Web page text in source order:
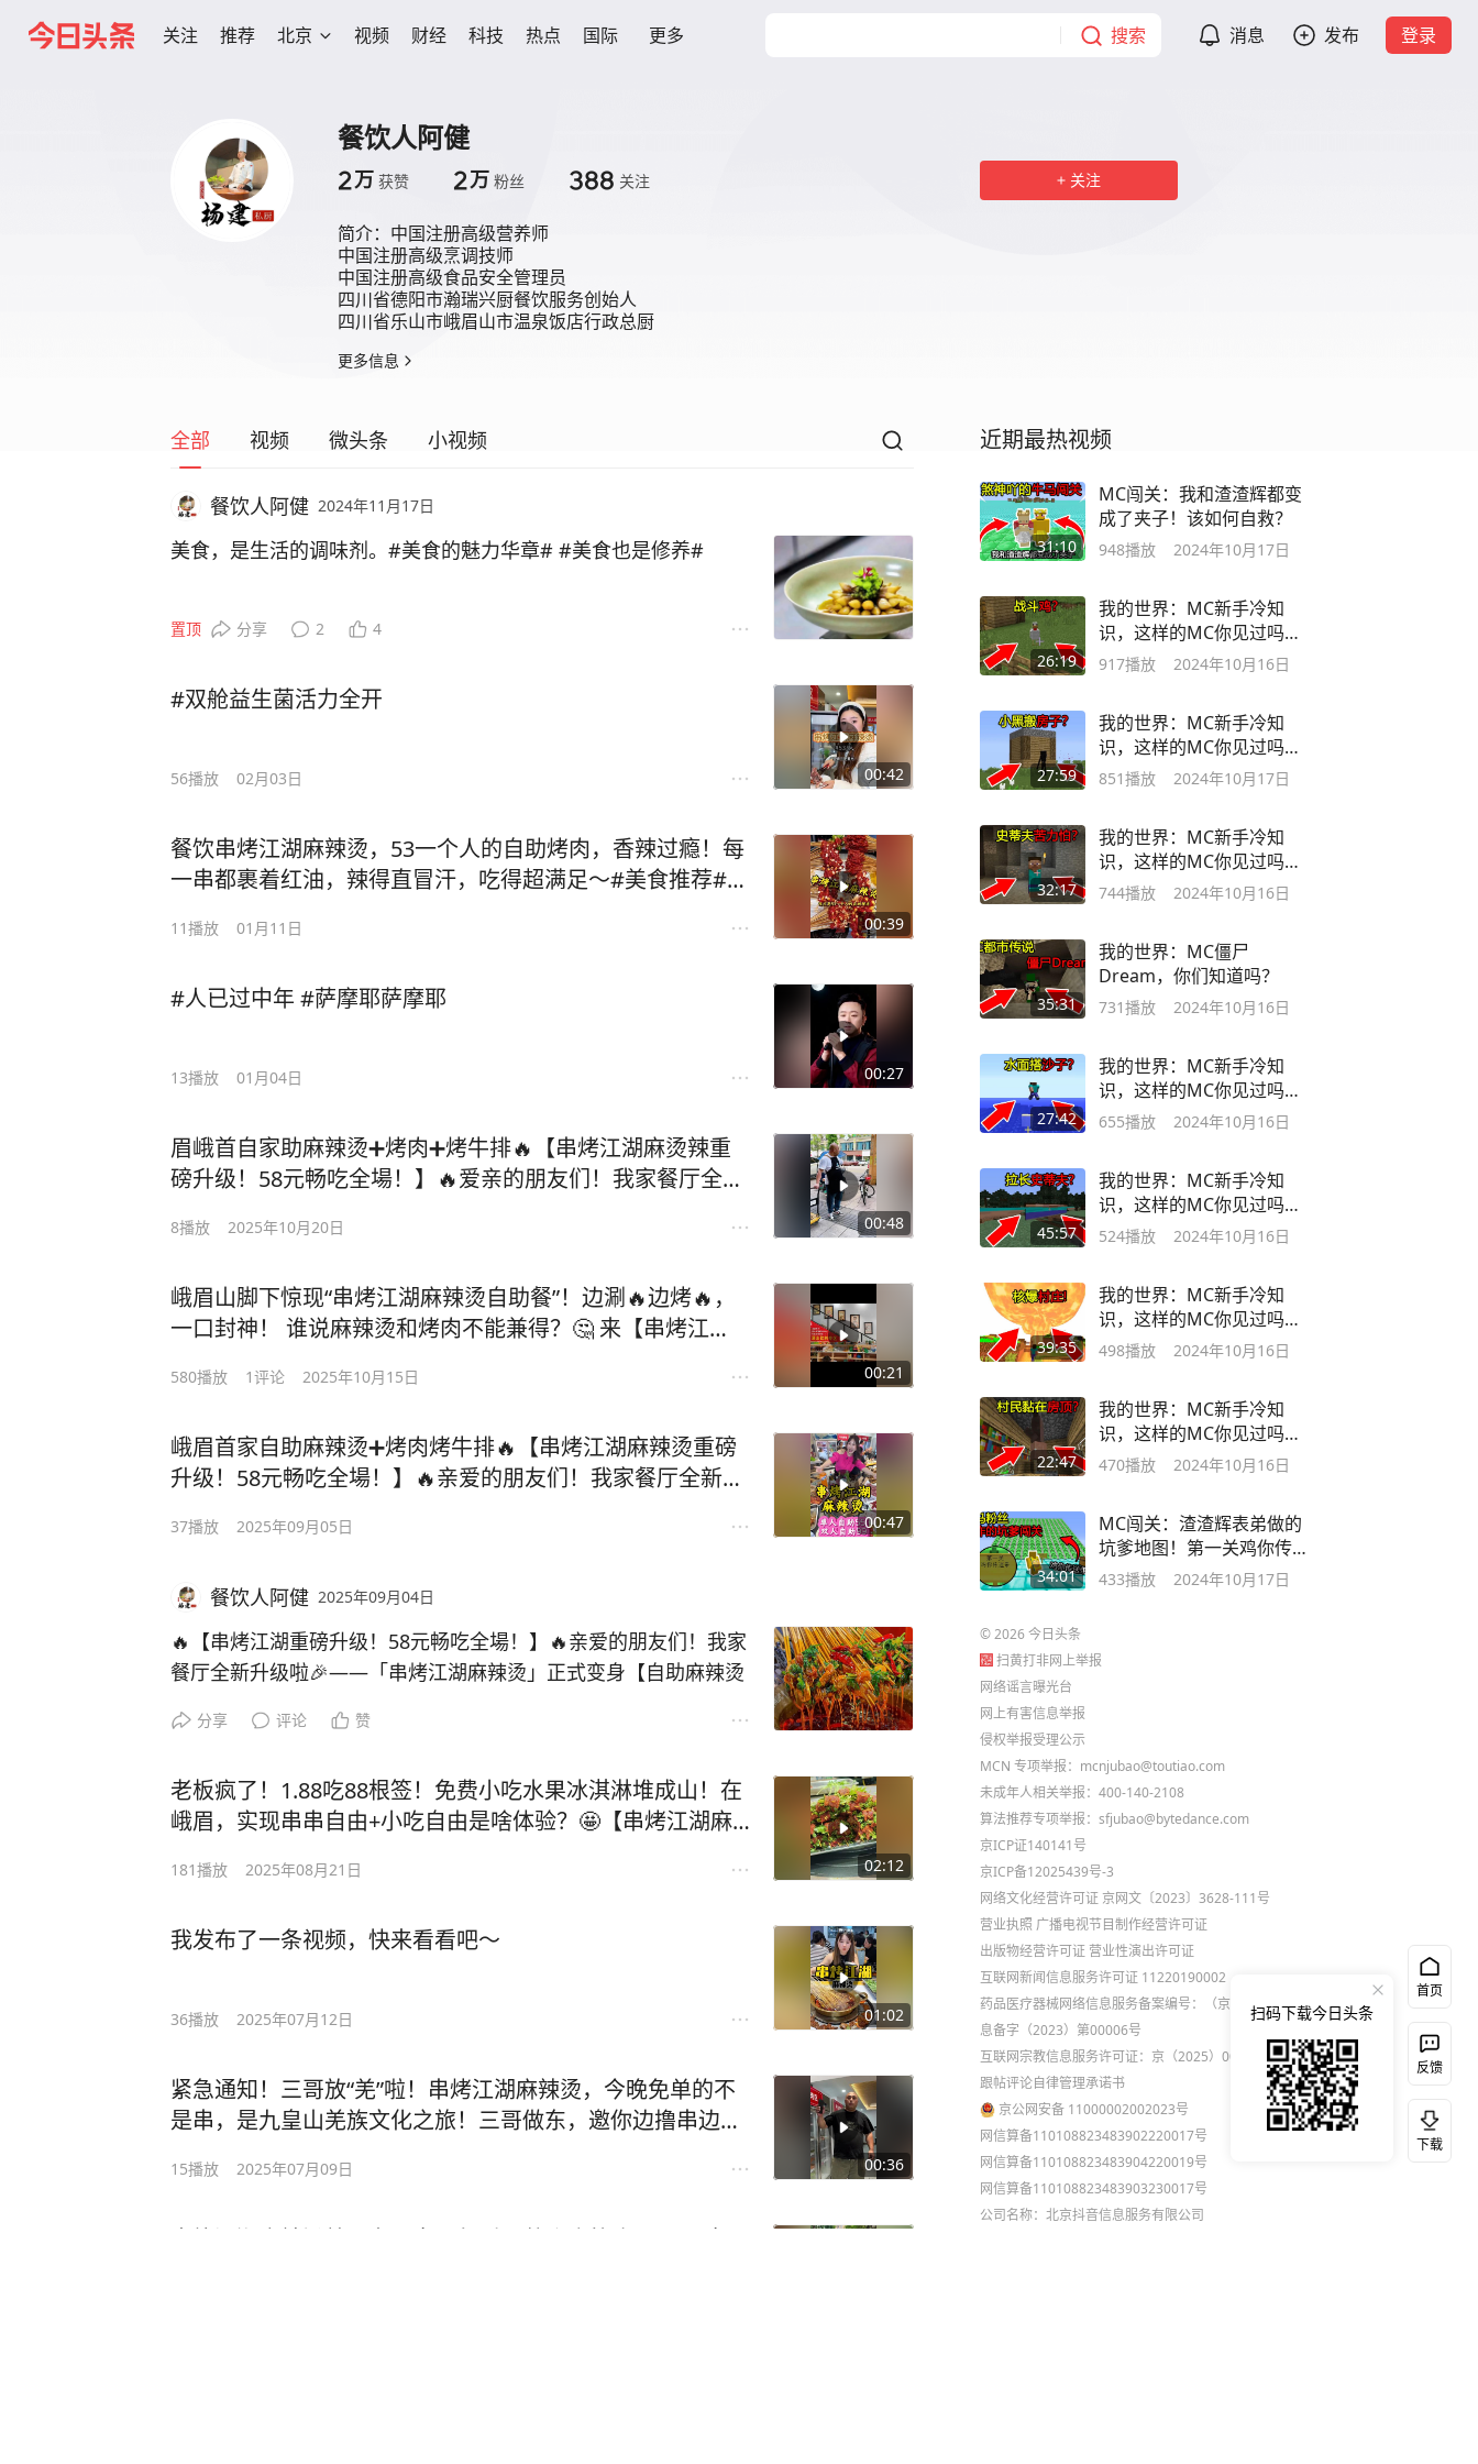
关注 推荐 北京 视频 财经 科技 热点 国际 更多 搜索 消息 发布 登录
餐饮人阿健
2万 获赞 2万 粉丝 388 关注
简介： 中国注册高级营养师
中国注册高级烹调技师
中国注册高级食品安全管理员
四川省德阳市瀚瑞兴厨餐饮服务创始人
四川省乐山市峨眉山市温泉饭店行政总厨
更多信息
关注
全部 视频 微头条 小视频
餐饮人阿健 2024年11月17日
美食，是生活的调味剂。#美食的魅力华章# #美食也是修养#
置顶 分享 2 4
00:42
#双舱益生菌活力全开
56播放 02月03日
00:39
餐饮串烤江湖麻辣烫，53一个人的自助烤肉，香辣过瘾！每
一串都裹着红油，辣得直冒汗，吃得超满足～#美食推荐#吃
11播放 01月11日
00:27
#人已过中年 #萨摩耶萨摩耶
13播放 01月04日
00:48
眉峨首自家助麻辣烫➕烤肉➕烤牛排🔥【串烤江湖麻烫辣重
磅升级！58元畅吃全場！】🔥爱亲的朋友们！我家餐厅全新
欢狂圣地！🍢100+菜品无限拿！ 从新肉鲜串到时蔬海鲜，
味！地址：峨眉河对畔面，滨湖西路172在号水一方楼下！
系联电话：13320883111#休闲服男款
8播放 2025年10月20日
00:21
峨眉山脚下惊现“串烤江湖麻辣烫自助餐”！边涮🔥边烤🔥，
一口封神！ 谁说麻辣烫和烤肉不能兼得？🤔 来【串烤江
了！🤤 清晨菜市场/山野撒欢的三哥🏃‍♂️，带回的鲜货现切现
料管够！ 这波福利，错过拍大腿！ 地址：峨眉河畔对面，
在水一方楼下（串烤江湖麻辣烫） 电话：13320883111
580播放 1评论 2025年10月15日
00:47
峨眉首家自助麻辣烫➕烤肉烤牛排🔥【串烤江湖麻辣烫重磅
升级！58元畅吃全場！】🔥亲爱的朋友们！我家餐厅全新升
肉】狂欢圣地！🍢 100+菜品无限拿！ 从新鲜肉串到时蔬海
制卤味！地址：峨眉河畔对面，滨湖西路172号在水一方楼
下！联系电话：13320883111
37播放 2025年09月05日
餐饮人阿健 2025年09月04日
🔥【串烤江湖重磅升级！58元畅吃全場！】🔥亲爱的朋友们！我家
餐厅全新升级啦🎉——「串烤江湖麻辣烫」正式变身【自助麻辣烫
从地道川味麻辣烫到喷香烤肉，还有各地人气小吃+秘制卤味！地
分享 评论 赞
02:12
老板疯了！1.88吃88根签！免费小吃水果冰淇淋堆成山！在
峨眉，实现串串自由+小吃自由是啥体验？🤩【串烤江湖麻
小吃！免费水果！免费冰淇淋！ (无限续！送完为止！) 锅底
乐，双倍满足！😋清晨采鲜的三哥，保证你吃的每一口都够
181播放 2025年08月21日
01:02
我发布了一条视频，快来看看吧～
36播放 2025年07月12日
00:36
紧急通知！三哥放“羌”啦！串烤江湖麻辣烫，今晚免单的不
是串，是九皇山羌族文化之旅！三哥做东，邀你边撸串边沉
限，手慢无！速戳左下角团购套餐#绿之源 #闻鸡起舞挑战
15播放 2025年07月09日
近期最热视频
31:10
MC闯关：我和渣渣辉都变
成了夹子！该如何自救？
948播放 2024年10月17日
26:19
我的世界：MC新手冷知
识，这样的MC你见过吗？
战斗鸡？
917播放 2024年10月16日
27:59
我的世界：MC新手冷知
识，这样的MC你见过吗？
小黑搬房子？
851播放 2024年10月17日
32:17
我的世界：MC新手冷知
识，这样的MC你见过吗？
史蒂夫苦力怕？
744播放 2024年10月16日
35:31
我的世界：MC僵尸
Dream，你们知道吗？
731播放 2024年10月16日
27:42
我的世界：MC新手冷知
识，这样的MC你见过吗？
水面走搭沙子？
655播放 2024年10月16日
45:57
我的世界：MC新手冷知
识，这样的MC你见过吗？
拉长史蒂夫？
524播放 2024年10月16日
39:35
我的世界：MC新手冷知
识，这样的MC你见过吗？
核爆村庄！
498播放 2024年10月16日
22:47
我的世界：MC新手冷知
识，这样的MC你见过吗？
村民倒立房顶！
470播放 2024年10月16日
34:01
MC闯关：渣渣辉表弟做的
坑爹地图！第一关鸡你传
送带？友情破裂？
433播放 2024年10月17日
©2026今日头条
扫黄打非网上举报
网络谣言曝光台
网上有害信息举报
侵权举报受理公示
MCN 专项举报：mcnjubao@toutiao.com
未成年人相关举报：400-140-2108
算法推荐专项举报：sfjubao@bytedance.com
京ICP证140141号
京ICP备12025439号-3
网络文化经营许可证 京网文〔2023〕3628-111号
营业执照 广播电视节目制作经营许可证
出版物经营许可证 营业性演出许可证
互联网新闻信息服务许可证 11220190002
药品医疗器械网络信息服务备案编号：（京）网药械信
息备字（2023）第00006号
互联网宗教信息服务许可证：京（2025）0000021
跟帖评论自律管理承诺书
京公网安备 11000002002023号
网信算备110108823483902220017号
网信算备110108823483904220019号
网信算备110108823483903230017号
公司名称：北京抖音信息服务有限公司
首页
反馈
下载
扫码下载今日头条